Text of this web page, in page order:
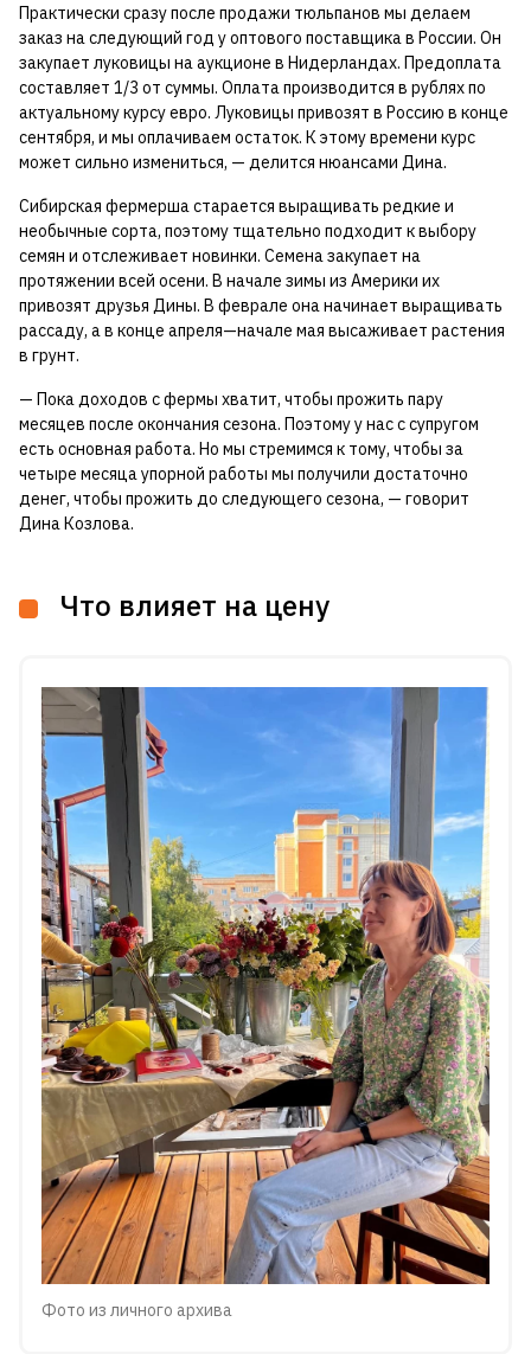
Практически сразу после продажи тюльпанов мы делаем
заказ на следующий год у оптового поставщика в России. Он
закупает луковицы на аукционе в Нидерландах. Предоплата
составляет 1/3 от суммы. Оплата производится в рублях по
актуальному курсу евро. Луковицы привозят в Россию в конце
сентября, и мы оплачиваем остаток. К этому времени курс
может сильно измениться, — делится нюансами Дина.
Сибирская фермерша старается выращивать редкие и
необычные сорта, поэтому тщательно подходит к выбору
семян и отслеживает новинки. Семена закупает на
протяжении всей осени. В начале зимы из Америки их
привозят друзья Дины. В феврале она начинает выращивать
рассаду, а в конце апреля—начале мая высаживает растения
в грунт.
— Пока доходов с фермы хватит, чтобы прожить пару
месяцев после окончания сезона. Поэтому у нас с супругом
есть основная работа. Но мы стремимся к тому, чтобы за
четыре месяца упорной работы мы получили достаточно
денег, чтобы прожить до следующего сезона, — говорит
Дина Козлова.
Что влияет на цену
Фото из личного архива